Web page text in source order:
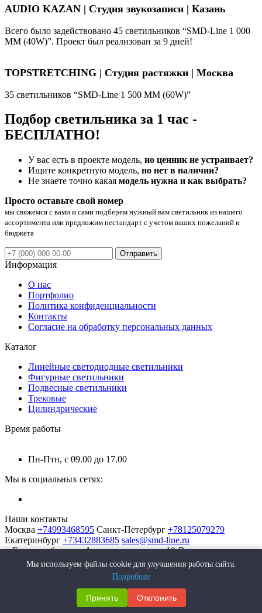
AUDIO KAZAN | Студия звукозаписи | Казань
Всего было задействовано 45 светильников “SMD-Line 1 000
ММ (40W)”. Проект был реализован за 9 дней!
TOPSTRETCHING | Студия растяжки | Москва
35 светильников “SMD-Line 1 500 ММ (60W)”
Подбор светильника за 1 час -
БЕСПЛАТНО!
У вас есть в проекте модель, но ценник не устраивает?
Ищите конкретную модель, но нет в наличии?
Не знаете точно какая модель нужна и как выбрать?
Просто оставьте свой номер
мы свяжемся с вами и сами подберем нужный вам светильник из нашего
ассортимента или предложим нестандарт с учетом ваших пожеланий и
бюджета
Отправить
Информация
О нас
Портфолио
Политика конфиденциальности
Контакты
Согласие на обработку персональных данных
Каталог
Линейные светодиодные светильники
Фигурные светильники
Подвесные светильники
Трековые
Цилиндрические
Время работы
Пн-Птн, с 09.00 до 17.00
Мы в социальных сетях:
Наши контакты
Москва +74993468595 Санкт-Петербург +78125079279
Екатеринбург +73432883685 sales@smd-line.ru
г. Екатеринбург, ул. Автомагистральная 10-В
SMD-Line | Фабрика интерьерных светильников © 2026
Мы используем файлы cookie для улучшения работы сайта.
Подробнее
Принять Отклонить